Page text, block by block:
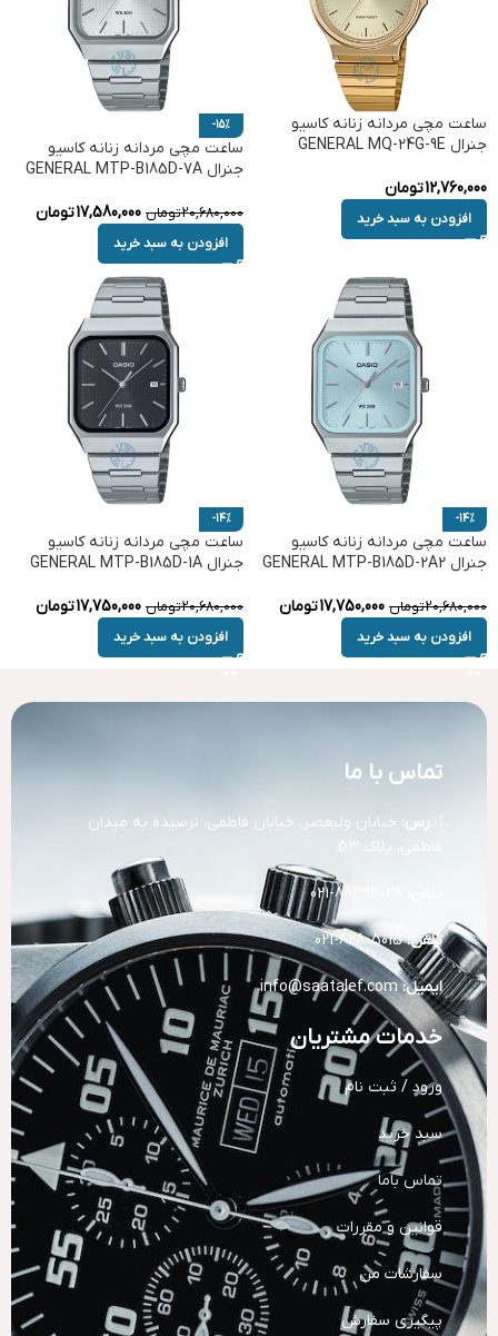
ساعت مچی مردانه زنانه کاسیو
جنرال GENERAL MQ-24G-9E
12,760,000تومان
افزودن به سبد خرید
-15%
ساعت مچی مردانه زنانه کاسیو
جنرال GENERAL MTP-B185D-7A
20,680,000تومان 17,580,000تومان
افزودن به سبد خرید
-14%
ساعت مچی مردانه زنانه کاسیو
جنرال GENERAL MTP-B185D-2A2
20,680,000تومان 17,750,000تومان
افزودن به سبد خرید
-14%
ساعت مچی مردانه زنانه کاسیو
جنرال GENERAL MTP-B185D-1A
20,680,000تومان 17,750,000تومان
افزودن به سبد خرید
تماس با ما
رس: خیابان ولیعصر، خیابان فاطمی، نرسیده به میدان
فاطمی، پلاک 53
تلفن:82805015-021
ایمیل: info@saatalef.com
خدمات مشتریان
ورود / ثبت نام
سبد خرید
تماس باما
قوانین و مقررات
سفارشات من
پیگیری سفارش